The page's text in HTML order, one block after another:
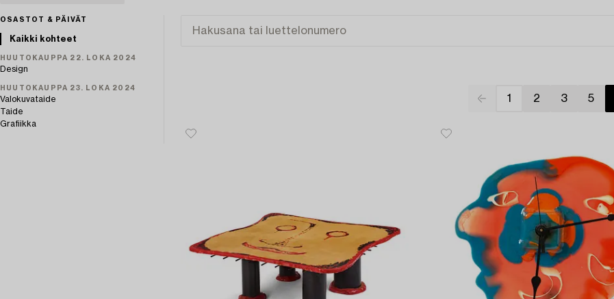
OSASTOT & PÄIVÄT
Kaikki kohteet
HUUTOKAUPPA 22. LOKA 2024
Design
HUUTOKAUPPA 23. LOKA 2024
Valokuvataide
Taide
Grafiikka
1 2 3 5